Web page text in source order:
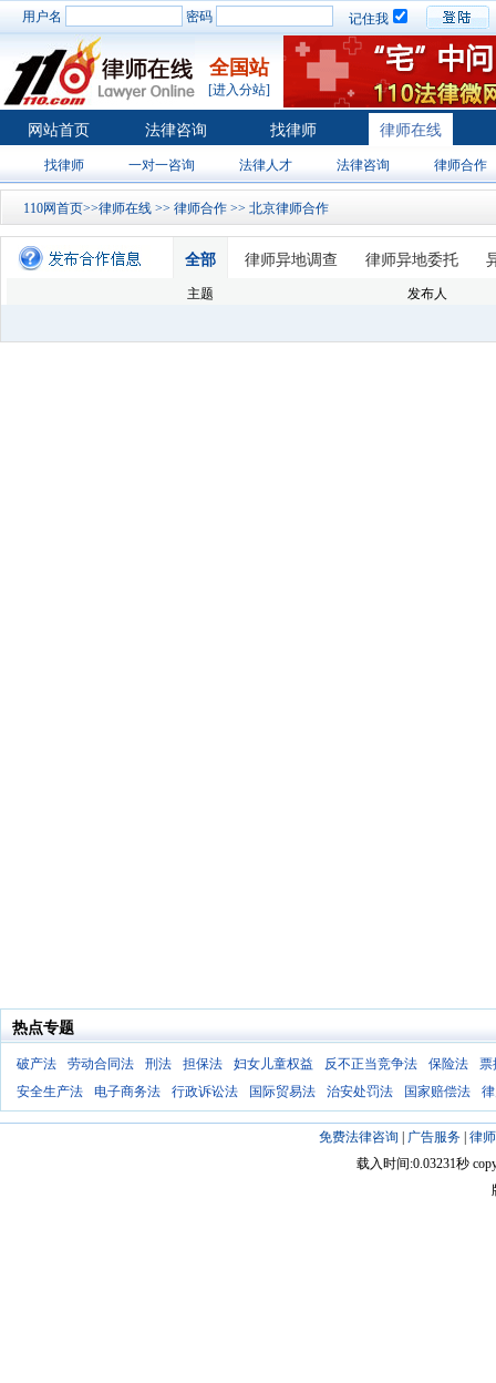
用户名 密码 记住我
全国站
[进入分站]
网站首页 法律咨询 找律师 律师在线
找律师 一对一咨询 法律人才 法律咨询 律师合作
110网首页>>律师在线 >> 律师合作 >> 北京律师合作
全部 律师异地调查 律师异地委托
主题 发布人
热点专题
破产法 劳动合同法 刑法 担保法 妇女儿童权益 反不正当竞争法 保险法
票
安全生产法
电子商务法 行政诉讼法 国际贸易法 治安处罚法 国家赔偿法
免费法律咨询 广告服务| 律
载入时间:0.03231秒